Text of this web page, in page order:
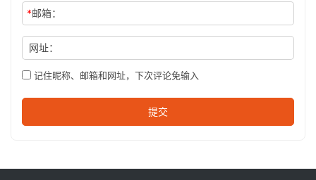
*邮箱：
网址：
记住昵称、邮箱和网址，下次评论免输入
提交